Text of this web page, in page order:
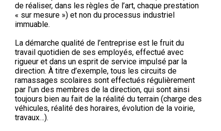
de réaliser, dans les règles de l’art, chaque prestation
« sur mesure ») et non du processus industriel
immuable.
La démarche qualité de l’entreprise est le fruit du
travail quotidien de ses employés, effectué avec
rigueur et dans un esprit de service impulsé par la
direction. À titre d’exemple, tous les circuits de
ramassages scolaires sont effectués régulièrement
par l’un des membres de la direction, qui sont ainsi
toujours bien au fait de la réalité du terrain (charge des
véhicules, réalité des horaires, évolution de la voirie,
travaux…).